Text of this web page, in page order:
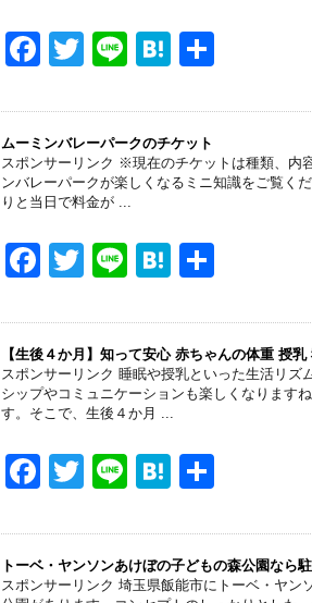
oF
c
e
b
o
T
tt
er
Li
e
H
e
n
a
ムーミンバレーパークのチケット
スポンサーリンク ※現在のチケットは種類、内
ンバレーパークが楽しくなるミニ知識をご覧く
りと当日で料金が ...
F
c
e
b
o
T
tt
er
Li
e
H
e
n
a
【生後４か月】知って安心 赤ちゃんの体重 授
スポンサーリンク 睡眠や授乳といった生活リズ
シップやコミュニケーションも楽しくなります
す。そこで、生後４か月 ...
F
c
e
T
tt
er
Li
e
H
e
n
トーベ・ヤンソンあけぼの子どもの森公園なら
スポンサーリンク 埼玉県飯能市にトーベ・ヤ